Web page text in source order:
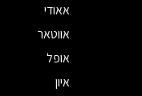
אאודי
אווטאר
אופל
איון